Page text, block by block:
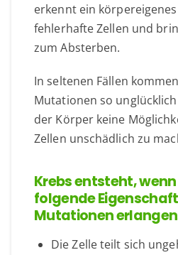
erkennt ein
fehlerhafte Zellen und
zum Absterben.
In seltenen Fällen
Mutationen so
der Körper keine
Zellen unschädlich zu
Krebs entsteht, wenn
folgende
Mutationen
Die Zelle teilt sich